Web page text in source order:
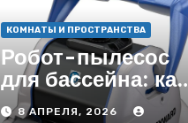
КОМНАТЫ И ПРОСТРАНСТВА
Робот-пылесос
для бассейна: как
пользоваться,
8 АПРЕЛЯ, 2026